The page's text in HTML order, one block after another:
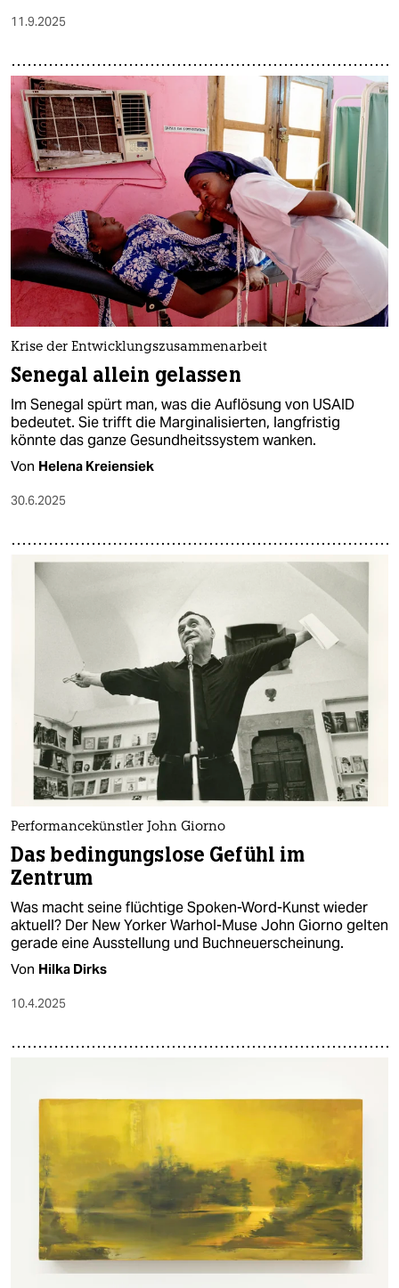
11.9.2025
Krise der Entwicklungszusammenarbeit
Senegal allein gelassen
Im Senegal spürt man, was die Auflösung von USAID
bedeutet. Sie trifft die Marginalisierten, langfristig
könnte das ganze Gesundheitssystem wanken.
Von Helena Kreiensiek
30.6.2025
Performancekünstler John Giorno
Das bedingungslose Gefühl im
Zentrum
Was macht seine flüchtige Spoken-Word-Kunst wieder
aktuell? Der New Yorker Warhol-Muse John Giorno gelten
gerade eine Ausstellung und Buchneuerscheinung.
Von Hilka Dirks
10.4.2025